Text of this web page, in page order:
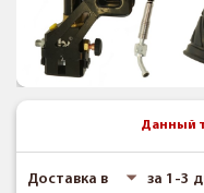
Данный
Доставка в за 1-3